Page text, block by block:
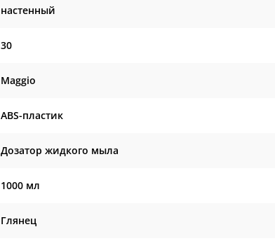
настенный
30
Maggio
ABS-пластик
Дозатор жидкого мыла
1000 мл
Глянец